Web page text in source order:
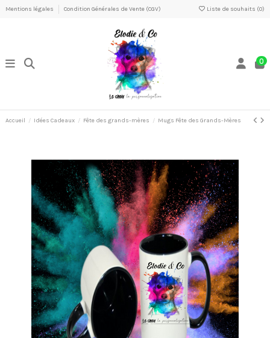
Mentions légales Condition Générales de Vente (CGV) Liste de souhaits (0)
0
Accueil Idées Cadeaux Fête des grands-mères Mugs Fête des Grands-Mères